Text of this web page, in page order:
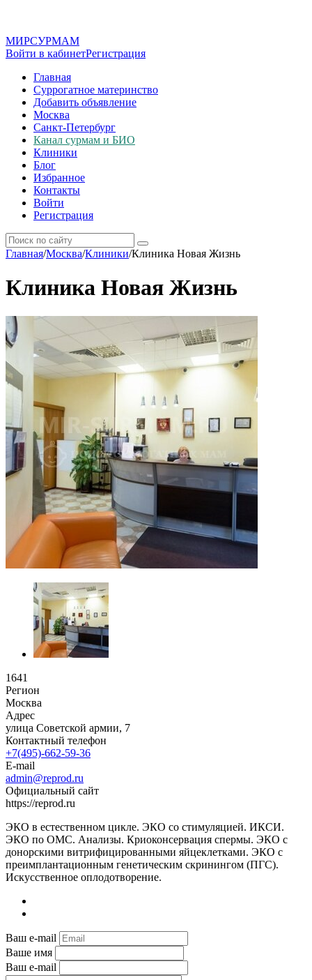
МИРСУРМАМ
Войти в кабинетРегистрация
Главная
Суррогатное материнство
Добавить объявление
Москва
Санкт-Петербург
Канал сурмам и БИО
Клиники
Блог
Избранное
Контакты
Войти
Регистрация
Главная/Москва/Клиники/Клиника Новая Жизнь
Клиника Новая Жизнь
1641
Регион
Москва
Адрес
улица Советской армии, 7
Контактный телефон
+7(495)-662-59-36
E-mail
admin@reprod.ru
Официальный сайт
https://reprod.ru
ЭКО в естественном цикле. ЭКО со стимуляцией. ИКСИ.
ЭКО по ОМС. Анализы. Криоконсервация спермы. ЭКО с
донорскими витрифицированными яйцеклетками. ЭКО с
преимплантационным генетическим скринингом (ПГС).
Искусственное оплодотворение.
Ваш e-mail
Ваше имя
Ваш e-mail